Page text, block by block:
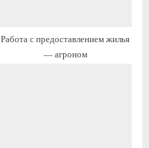
Работа с предоставлением жилья
— агроном